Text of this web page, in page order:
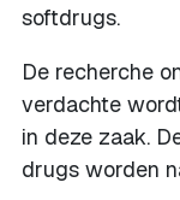
softdrugs.
De recherche
verdachte
in deze zaak.
drugs worden